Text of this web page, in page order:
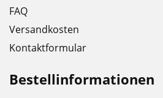
FAQ
Versandkosten
Kontaktformular
Bestellinformationen